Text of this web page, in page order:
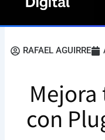
RAFAEL AGUIRRE
Mejora
con